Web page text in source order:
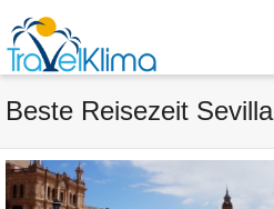
Beste Reisezeit Sevilla